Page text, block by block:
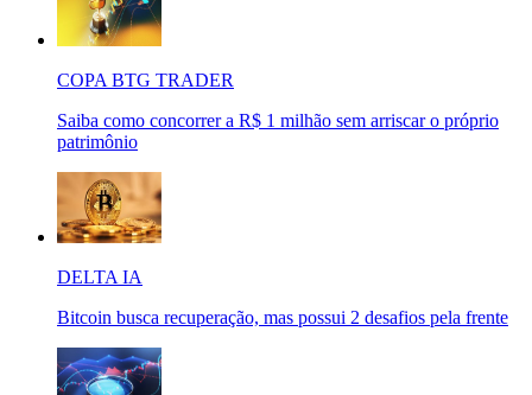
COPA BTG TRADER
Saiba como concorrer a R$ 1 milhão sem arriscar o próprio
patrimônio
DELTA IA
Bitcoin busca recuperação, mas possui 2 desafios pela frente